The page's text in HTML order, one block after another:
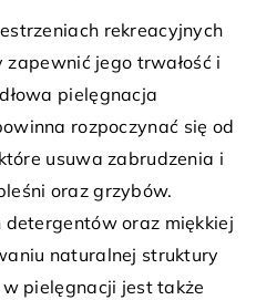
rekreacyjnych
jego trwałość i
pielęgnacja
rozpoczynać się od
usuwa zabrudzenia i
oraz grzybów.
oraz miękkiej
naturalnej struktury
pielęgnacji jest także